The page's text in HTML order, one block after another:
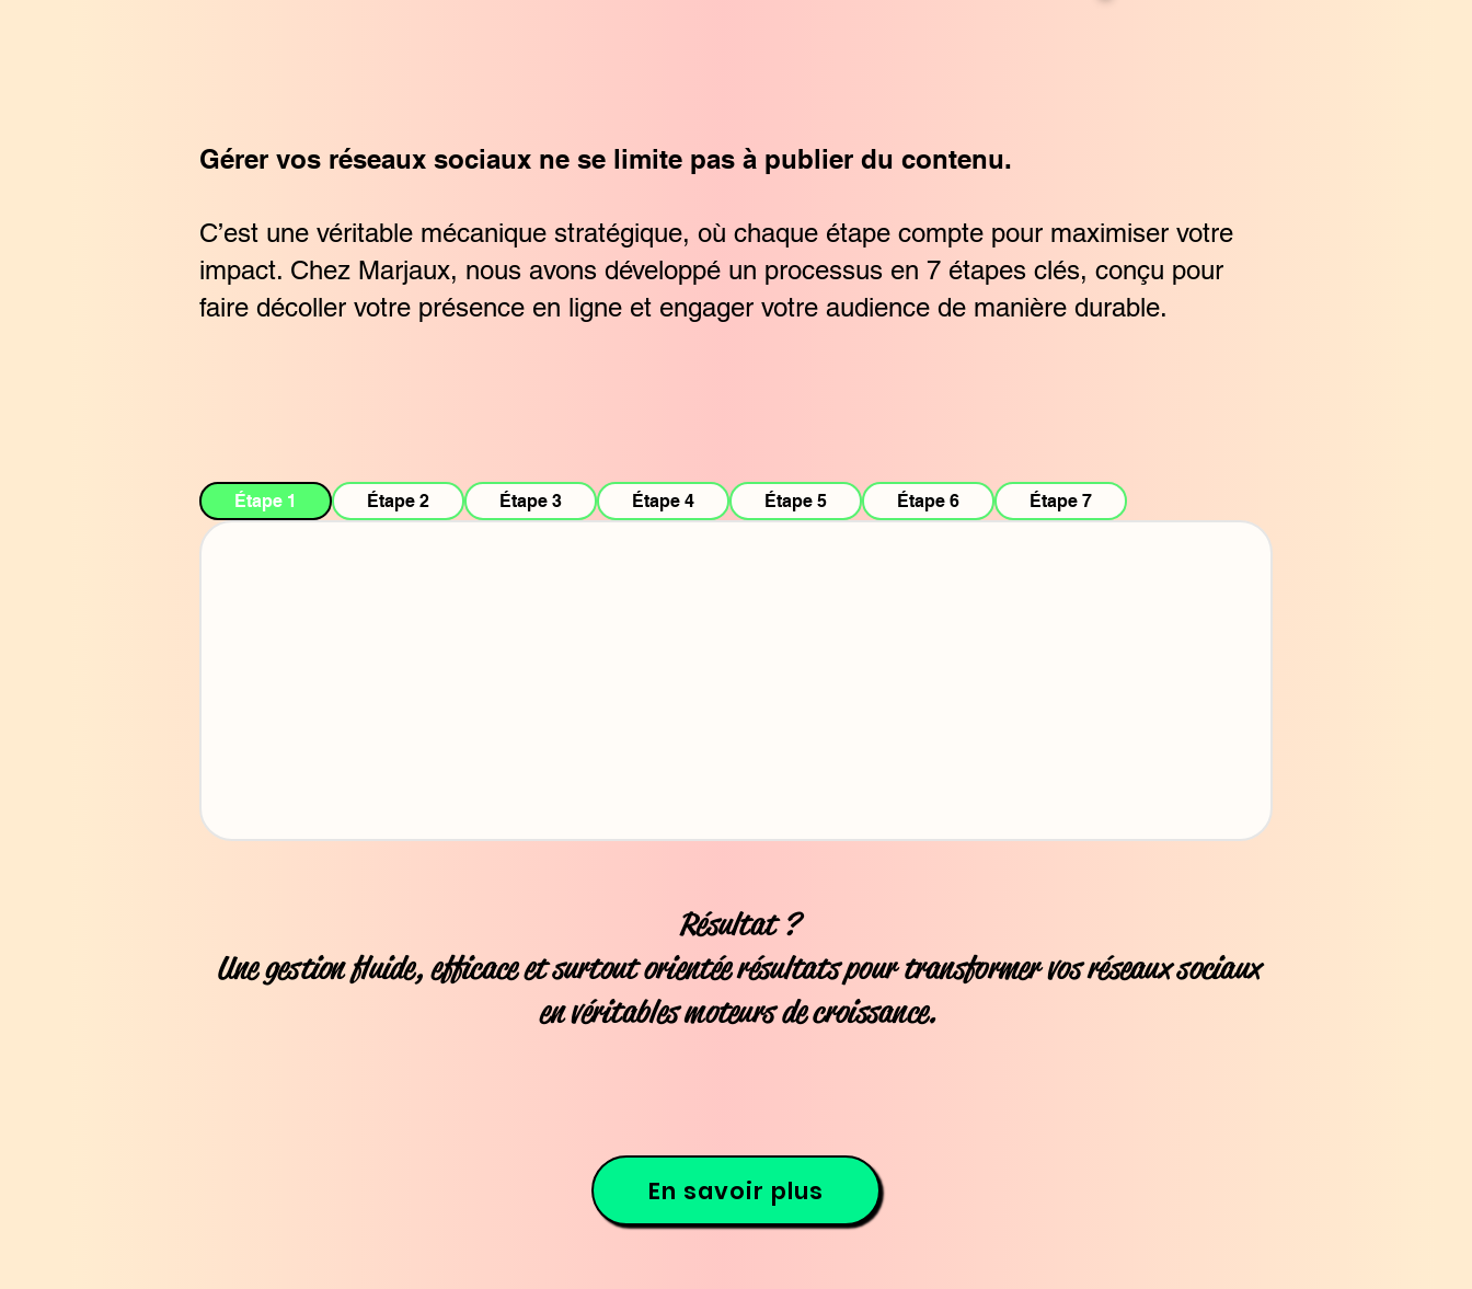
Gérer vos réseaux sociaux ne se limite pas à publier du contenu.
C’est une véritable mécanique stratégique, où chaque étape compte pour maximiser votre
impact. Chez Marjaux, nous avons développé un processus en 7 étapes clés, conçu pour
faire décoller votre présence en ligne et engager votre audience de manière durable.
Étape 1 Étape 2 Étape 3 Étape 4 Étape 5 Étape 6 Étape 7
Résultat?
Une gestion fluide, efficace et surtout orientée résultats pour transformer vos réseaux sociaux
en véritables moteurs de croissance.
En savoir plus